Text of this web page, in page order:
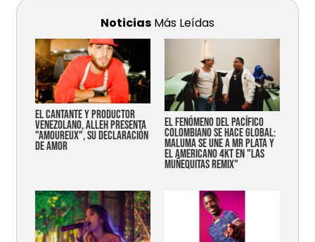
Noticias Más Leídas
EL CANTANTE Y PRODUCTOR
VENEZOLANO, ALLEH PRESENTA
"AMOUREUX", SU DECLARACIÓN
DE AMOR
EL FENÓMENO DEL PACÍFICO
COLOMBIANO SE HACE GLOBAL:
MALUMA SE UNE A MR PLATA Y
EL AMERICANO 4KT EN "LAS
MUÑEQUITAS REMIX"